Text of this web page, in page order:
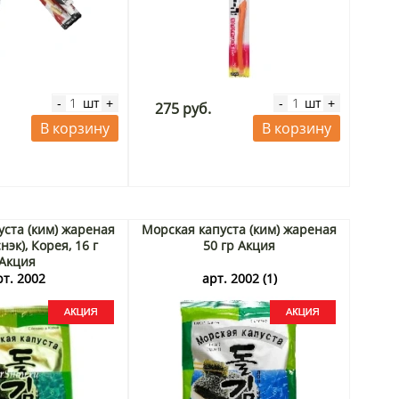
- шт +
В корзину
275 руб. - шт +
В корзину
(ким) жареная
Корея, 16 г
2002
Морская капуста (ким) жареная
50 гр Акция
арт. 2002 (1)